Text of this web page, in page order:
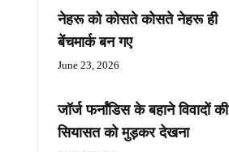
नेहरू को कोसते कोसते नेहरू ही
बेंचमार्क बन गए
June 23, 2026
जॉर्ज फर्नांडिस के बहाने विवादों की
सियासत को मुड़कर देखना